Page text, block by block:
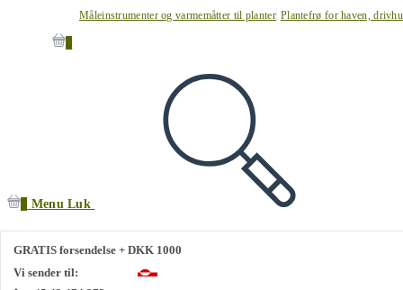
Måleinstrumenter og varmemåtter til planter Plantefrø for haven,
Menu Luk
GRATIS forsendelse + DKK 1000
Vi sender til: